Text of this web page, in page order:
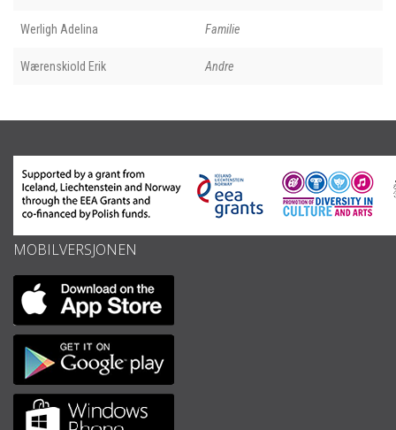
Werligh Adelina Familie
Wærenskiold Erik Andre
MOBILVERSJONEN